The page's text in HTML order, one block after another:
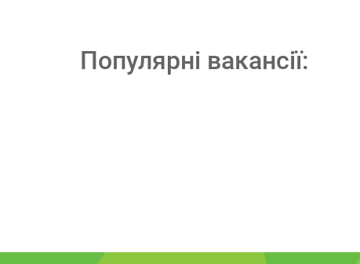
Популярні вакансії: